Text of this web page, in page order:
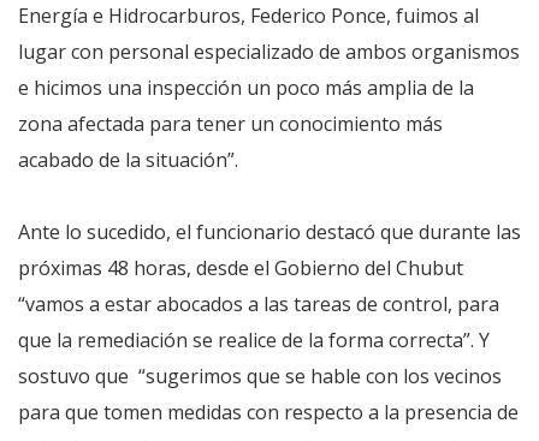
Energía e Hidrocarburos, Federico Ponce, fuimos al
lugar con personal especializado de ambos organismos
e hicimos una inspección un poco más amplia de la
zona afectada para tener un conocimiento más
acabado de la situación”.
Ante lo sucedido, el funcionario destacó que durante las
próximas 48 horas, desde el Gobierno del Chubut
“vamos a estar abocados a las tareas de control, para
que la remediación se realice de la forma correcta”. Y
sostuvo que “sugerimos que se hable con los vecinos
para que tomen medidas con respecto a la presencia de